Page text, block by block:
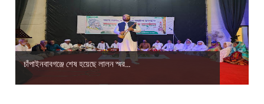
চাঁপাইনবাবগঞ্জে শেষ হয়েছে লালন স্মর...